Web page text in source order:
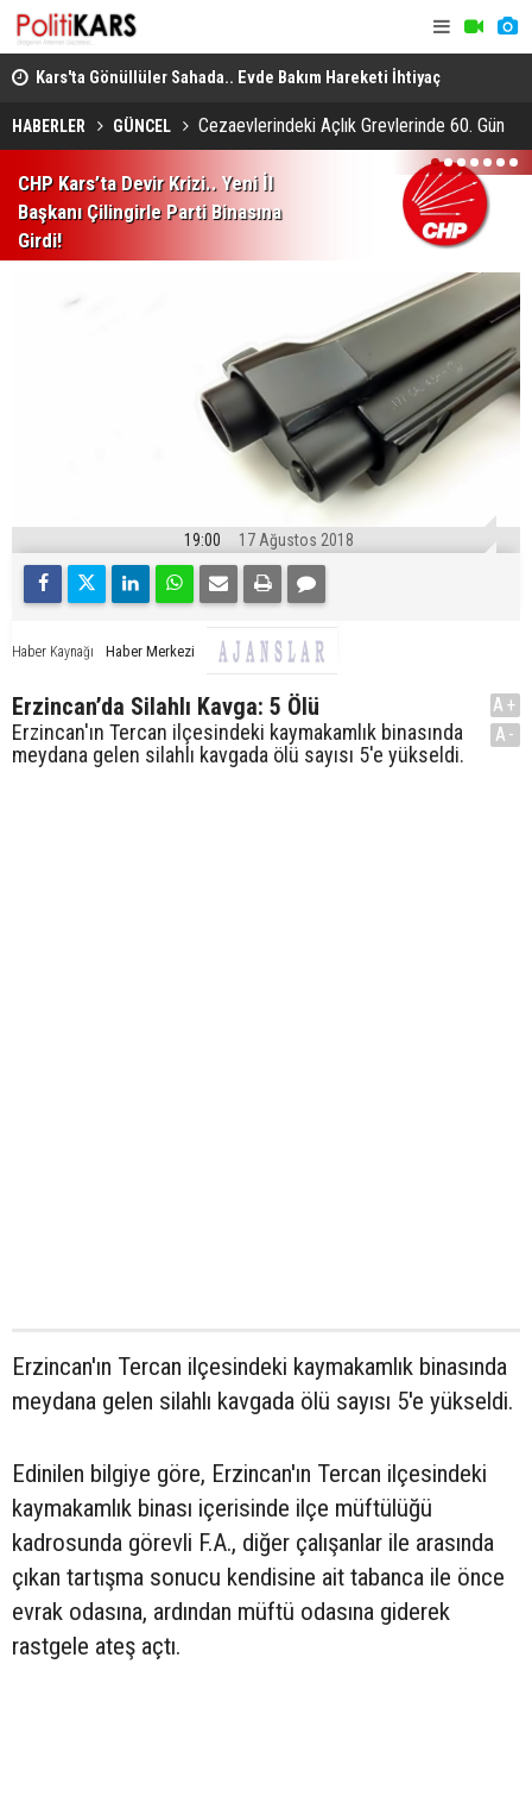
Kars'ta Gönüllüler Sahada.. Evde Bakım Hareketi İhtiyaç
Sahiplerine Ulaşıyor! Kapılarak
HABERLER GÜNCEL Cezaevlerindeki Açlık Grevlerinde 60. Gün
CHP Kars’ta Devir Krizi.. Yeni İl
Başkanı Çilingirle Parti Binasına
Girdi!
1 2 3 4 5 6 7
19:00 17 Ağustos 2018
Haber Kaynağı Haber Merkezi
Erzincan’da Silahlı Kavga: 5 Ölü
Erzincan'ın Tercan ilçesindeki kaymakamlık binasında
meydana gelen silahlı kavgada ölü sayısı 5'e yükseldi.
A+
A-
Erzincan'ın Tercan ilçesindeki kaymakamlık binasında
meydana gelen silahlı kavgada ölü sayısı 5'e yükseldi.
Edinilen bilgiye göre, Erzincan'ın Tercan ilçesindeki
kaymakamlık binası içerisinde ilçe müftülüğü
kadrosunda görevli F.A., diğer çalışanlar ile arasında
çıkan tartışma sonucu kendisine ait tabanca ile önce
evrak odasına, ardından müftü odasına giderek
rastgele ateş açtı.